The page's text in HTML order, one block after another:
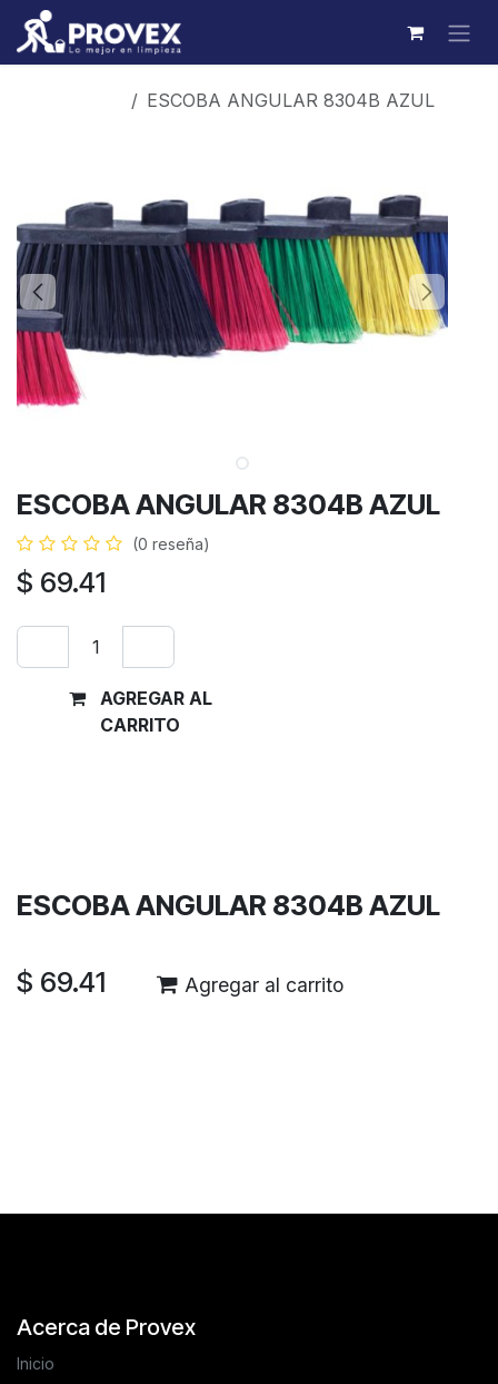
Ir al contenido
ESCOBA ANGULAR 8304B AZUL
ESCOBA ANGULAR 8304B AZUL
(0 reseña)
$ 69.41
AGREGAR AL
CARRITO
ESCOBA ANGULAR 8304B AZUL
$ 69.41 Agregar al carrito
Acerca de Provex
Inicio